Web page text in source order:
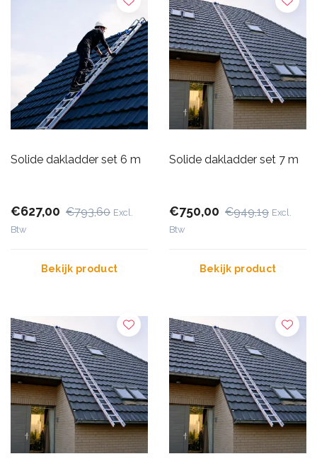
Solide dakladder set 6 m
€627,00 €793,60 Excl.
Btw
Bekijk product
Solide dakladder set 7 m
€750,00 €949,19 Excl.
Btw
Bekijk product